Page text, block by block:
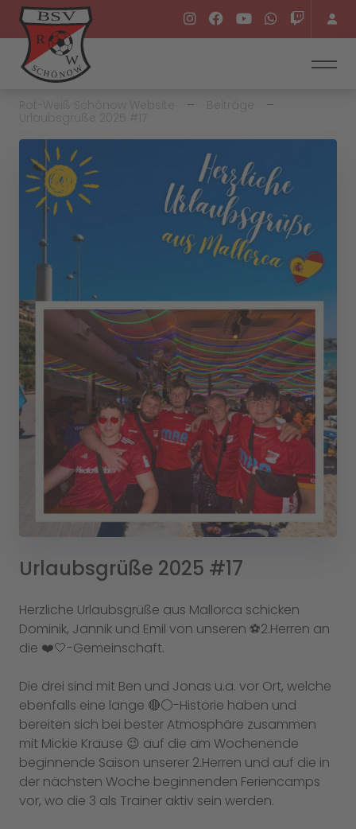
Urlaubsgrüße 2025 #17
Herzliche Urlaubsgrüße aus Mallorca schicken
Dominik, Jannik und Emil von unseren ⚽️2.Herren an
die ❤️🤍-Gemeinschaft.
Die drei sind mit Ben und Jonas u.a. vor Ort, welche
ebenfalls eine lange 🔴⚪️-Historie haben und
bereiten sich bei bester Atmosphäre zusammen
mit Mickie Krause 😉 auf die am Wochenende
beginnende Saison unserer 2.Herren und auf die in
der nächsten Woche beginnenden Feriencamps
vor, wo die 3 als Trainer aktiv sein werden.